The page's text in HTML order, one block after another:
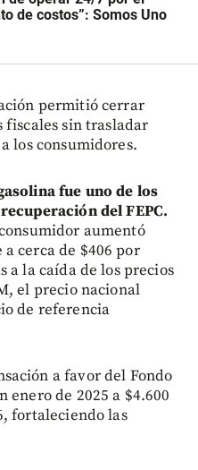
de costos”: Somos Uno
permitió cerrar
fiscales sin trasladar
los consumidores.
fue uno de los
del FEPC.
aumentó
cerca de $406 por
a la caída de los precios
el precio nacional
de referencia
a favor del Fondo
enero de 2025 a $4.600
fortaleciendo las